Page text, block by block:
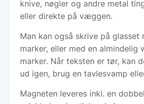
knive, nøgler og andre metal
eller direkte på væggen.
Man kan også skrive på glasset
marker, eller med en almindelig
marker. Når teksten er tør, kan
ud igen, brug en tavlesvamp
Magneten leveres inkl. en